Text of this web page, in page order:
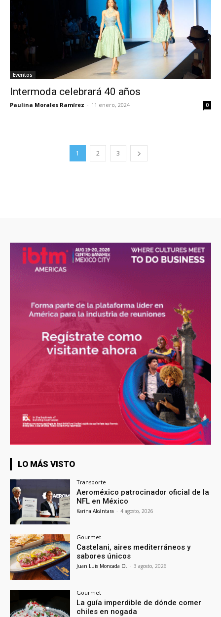
Eventos
Intermoda celebrará 40 años
Paulina Morales Ramírez - 11 enero, 2024 0
1 2 3
LO MÁS VISTO
Transporte
Aeroméxico patrocinador oficial de la
NFL en México
Karina Alcántara - 4 agosto, 2026
Gourmet
Castelani, aires mediterráneos y
sabores únicos
Juan Luis Moncada O. - 3 agosto, 2026
Gourmet
La guía imperdible de dónde comer
chiles en nogada